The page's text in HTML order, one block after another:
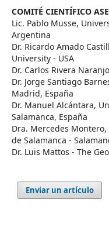
COMITÉ CIENTÍFICO
Lic. Pablo Musse,
Argentina
Dr. Ricardo Amado
University - USA
Dr. Carlos Rivera
Dr. Jorge Santiago
Madrid, España
Dr. Manuel Alcántara,
Salamanca, España
Dra. Mercedes
de Salamanca -
Dr. Luis Mattos - The
Enviar un artículo